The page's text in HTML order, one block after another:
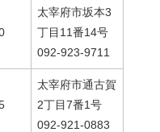
太宰府市坂本3
丁目11番14号
092-923-9711
太宰府市通古賀
2丁目7番1号
092-921-0883